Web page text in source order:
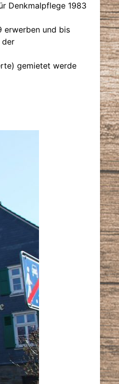
Denkmalpflege 1983
erwerben und bis
der
gemietet werde